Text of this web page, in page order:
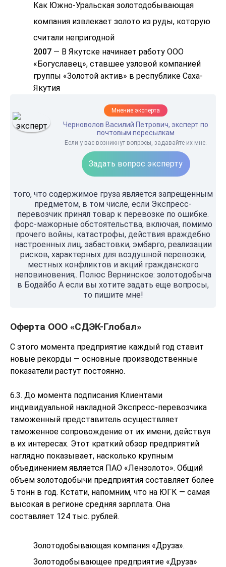
Как Южно-Уральская золотодобывающая
компания извлекает золото из руды, которую
считали непригодной
2007 — В Якутске начинает работу ООО
«Богуславец», ставшее узловой компанией
группы «Золотой актив» в республике Саха-
Якутия
Мнение эксперта
Черноволов Василий Петрович, эксперт по
почтовым пересылкам
Если у вас возникнут вопросы, задавайте их мне.
Задать вопрос эксперту
того, что содержимое груза является запрещенным
предметом, в том числе, если Экспресс-
перевозчик принял товар к перевозке по ошибке.
форс-мажорные обстоятельства, включая, помимо
прочего войны, катастрофы, действия враждебно
настроенных лиц, забастовки, эмбарго, реализации
рисков, характерных для воздушной перевозки,
местных конфликтов и акций гражданского
неповиновения;. Полюс Вернинское: золотодобыча
в Бодайбо А если вы хотите задать еще вопросы,
то пишите мне!
Оферта ООО «СДЭК-Глобал»
С этого момента предприятие каждый год ставит
новые рекорды — основные производственные
показатели растут постоянно.
6.3. До момента подписания Клиентами
индивидуальной накладной Экспресс-перевозчика
таможенный представитель осуществляет
таможенное сопровождение от их имени, действуя
в их интересах. Этот краткий обзор предприятий
наглядно показывает, насколько крупным
объединением является ПАО «Лензолото». Общий
объем золотодобычи предприятия составляет более
5 тонн в год. Кстати, напомним, что на ЮГК — самая
высокая в регионе средняя зарплата. Она
составляет 124 тыс. рублей.
Золотодобывающая компания «Друза».
Золотодобывающее предприятие «Друза»